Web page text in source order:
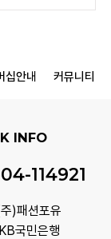
십안내 커뮤니티
INFO
114921
)패션포유
국민은행